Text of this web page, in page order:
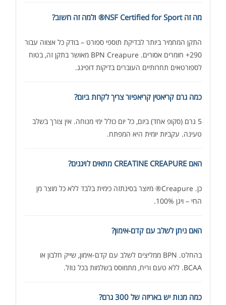
מה זה NSF Certified for Sport® ולמה זה חשוב?
התקן המחמיר ביותר לבדיקת תוספי ספורט – בודק כל אצווה עבור
290+ חומרים אסורים. BPN Creapure מאושר בתקן זה, בטוח
לספורטאים תחרותיים העוברים בדיקות דופינג.
כמה גרם קריאטין קריאפיור צריך לקחת ביום?
5 גרם (סקופ אחד) ביום, כל יום כולל ימי מנוחה. אין צורך בשלב
טעינה. עקביות יומית היא המפתח.
האם CREATINE CREAPURE מתאים לויגנים?
כן. Creapure® מיוצר בסינתזה כימית בלבד ללא כל מוצר מן
החי – ויגן 100%.
האם ניתן לשלב עם קדם-אימון?
בהחלט. BPN ממליצים לשלב עם קדם-אימון, שייק חלבון או
BCAA. ללא טעם וריח, מתמוסס בשלמות בכל נוזל.
כמה מנות יש באריזה של 300 גרם?